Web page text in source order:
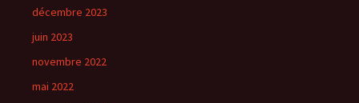
décembre 2023
juin 2023
novembre 2022
mai 2022